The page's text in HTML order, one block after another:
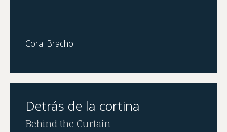
Coral Bracho
Detrás de la cortina
Behind the Curtain